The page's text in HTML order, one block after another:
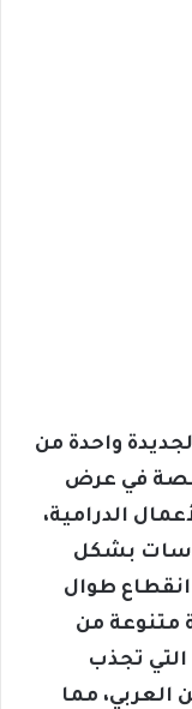
قناة الحياة مسلسلات 2026 الجديدة واحدة من
في عرض
الدرامية،
سات بشكل
انقطاع طوال
متنوعة من
تجذب
مما